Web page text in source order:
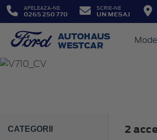
APELEAZA-NE
0265 250 770
SCRIE-NE
UN MESAJ
TRANSIT
CATEGORII
2